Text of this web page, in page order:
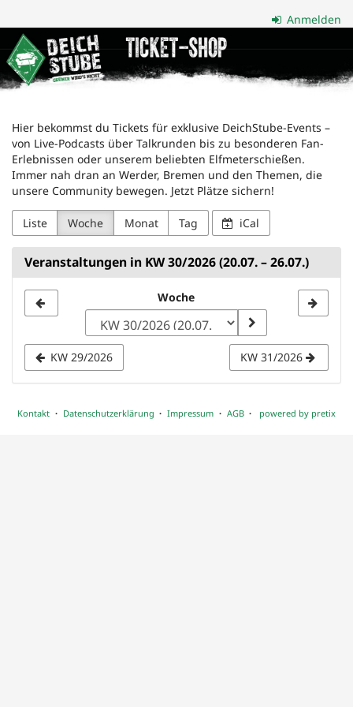
Haupt-
Inhalt
springen
Anmelden
Deichstube
GmbH
Hier bekommst du Tickets für exklusive DeichStube-Events –
von Live-Podcasts über Talkrunden bis zu besonderen Fan-
Erlebnissen oder unserem beliebten Elfmeterschießen.
Immer nah dran an Werder, Bremen und den Themen, die
unsere Community bewegen. Jetzt Plätze sichern!
Liste Woche Monat Tag iCal
Veranstaltungen in KW 30/2026 (20.07. – 26.07.)
zur
Anzeige
auswählen
Woche
KW 29/2026 KW 31/2026
Kontakt Datenschutzerklärung Impressum AGB powered by pretix